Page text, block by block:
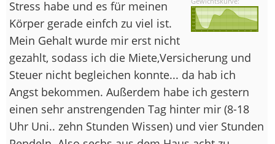
Stress habe und es für meinen
Körper gerade einfch zu viel ist.
Mein Gehalt wurde mir erst nicht
gezahlt, sodass ich die Miete,Versicherung und
Steuer nicht begleichen konnte... da hab ich
Angst bekommen. Außerdem habe ich gestern
einen sehr anstrengenden Tag hinter mir (8-18
Uhr Uni.. zehn Stunden Wissen) und vier Stunden